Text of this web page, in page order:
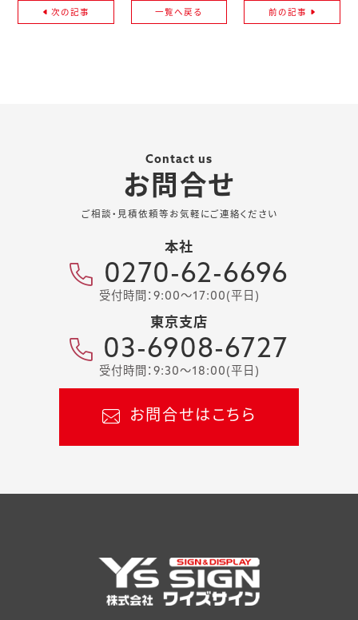
次の記事 一覧へ戻る 前の記事
Contact us
お問合せ
ご相談・見積依頼等お気軽にご連絡ください
本社
0270-62-6696
受付時間：9:00～17:00(平日)
東京支店
03-6908-6727
受付時間：9:30～18:00(平日)
お問合せはこちら